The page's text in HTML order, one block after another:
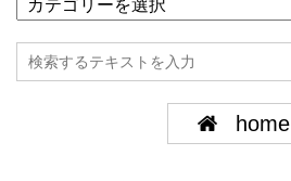
home